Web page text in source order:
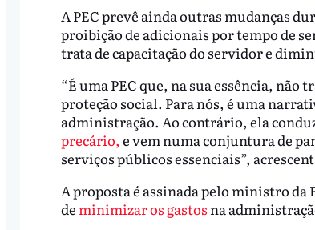
A PEC prevê ainda outras mudanças
proibição de adicionais por tempo de
trata de capacitação do servidor e
“É uma PEC que, na sua essência,
proteção social. Para nós, é uma
administração. Ao contrário, ela
precário, e vem numa conjuntura de
serviços públicos essenciais”,
A proposta é assinada pelo ministro da
de minimizar os gastos na